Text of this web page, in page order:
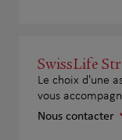
SwissLife
Le choix d'une
vous
Nous contacter